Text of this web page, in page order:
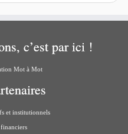
c’est par ici !
Mot à Mot
et institutionnels